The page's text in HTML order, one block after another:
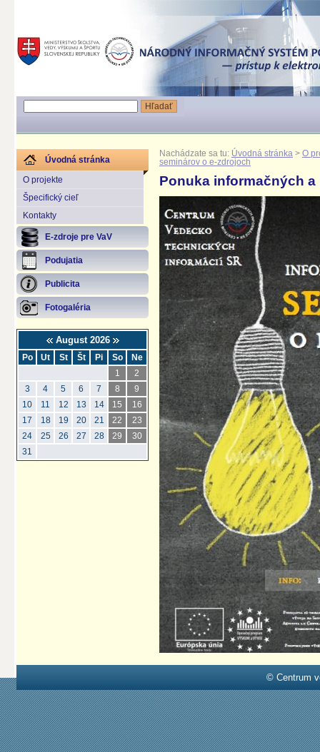
Úvodná stránka
O projekte
Špecifický cieľ
Kontakty
E-zdroje pre VaV
Podujatia
Publicita
Fotogaléria
August 2026
Po Ut St Št Pi So
Ne
1
2
3
4 5 6 7 8
9
10
11 12 13 14 15
16
17
18 19 20 21 22
23
24
25 26 27 28 29
30
31
Nachádzate sa tu: Úvodná stránka > O
seminárov o e-zdrojoch
Ponuka informačných
© Centrum